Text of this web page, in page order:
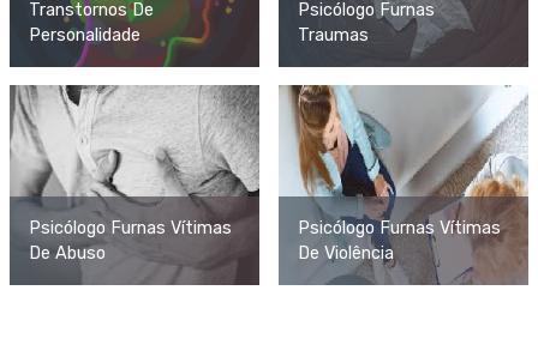
Transtornos De
Personalidade
Psicólogo Furnas
Traumas
Psicólogo Furnas Vítimas
De Abuso
Psicólogo Furnas Vítimas
De Violência